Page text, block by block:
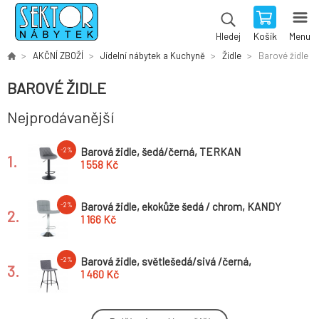
Hledej Košík Menu
AKČNÍ ZBOŽÍ Jídelní nábytek a Kuchyně Židle Barové židle
BAROVÉ ŽIDLE
Nejprodávanější
1.
-2%
Barová židle, šedá/černá, TERKAN
1 558 Kč
2.
-2%
Barová židle, ekokůže šedá / chrom, KANDY
NEW
1 166 Kč
3.
-2%
Barová židle, světlešedá/sivá /černá,
TORANA
1 460 Kč
Barová židle, ekokůže bílá/chrom, LARIA